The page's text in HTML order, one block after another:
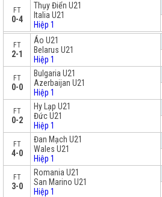
FT
0-4
Thụy Điển U21
Italia U21
Hiệp 1
FT
2-1
Áo U21
Belarus U21
Hiệp 1
FT
0-0
Bulgaria U21
Azerbaijan U21
Hiệp 1
FT
0-2
Hy Lạp U21
Đức U21
Hiệp 1
FT
4-0
Đan Mạch U21
Wales U21
Hiệp 1
FT
3-0
Romania U21
San Marino U21
Hiệp 1